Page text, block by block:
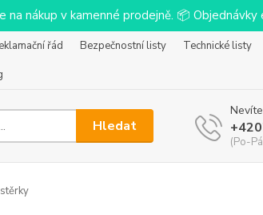
nákup v kamenné prodejně. 📦
řád Bezpečnostní listy Technické listy
Hledat
(Po-